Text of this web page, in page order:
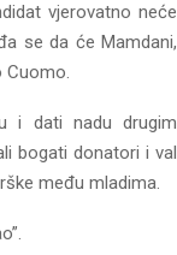
vjerovatno neće
se da će Mamdani,
Cuomo.
i dati nadu drugim
bogati donatori i val
među mladima.